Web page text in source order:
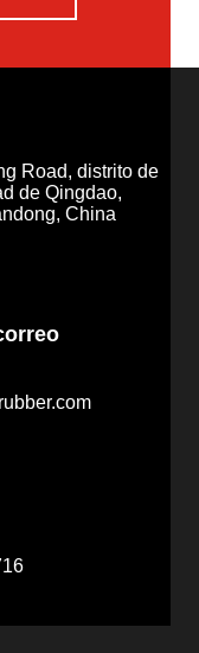
Road, distrito de
de Qingdao,
China